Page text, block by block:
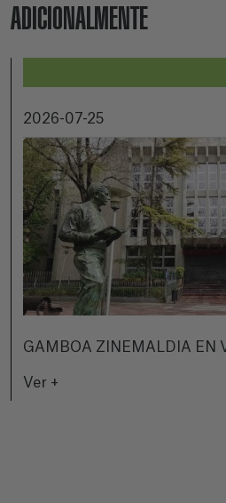
ADICIONALMENTE
2026-07-25
GAMBOA ZINEMALDIA EN
Ver +